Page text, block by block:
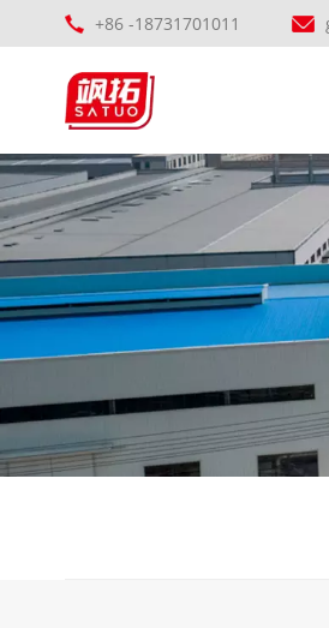
+86 -18731701011